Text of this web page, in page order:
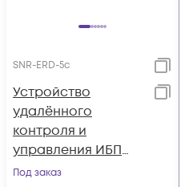
SNR-ERD-5c
Устройство
удалённого
контроля и
управления ИБП
SNR-ERD-5c
Под заказ